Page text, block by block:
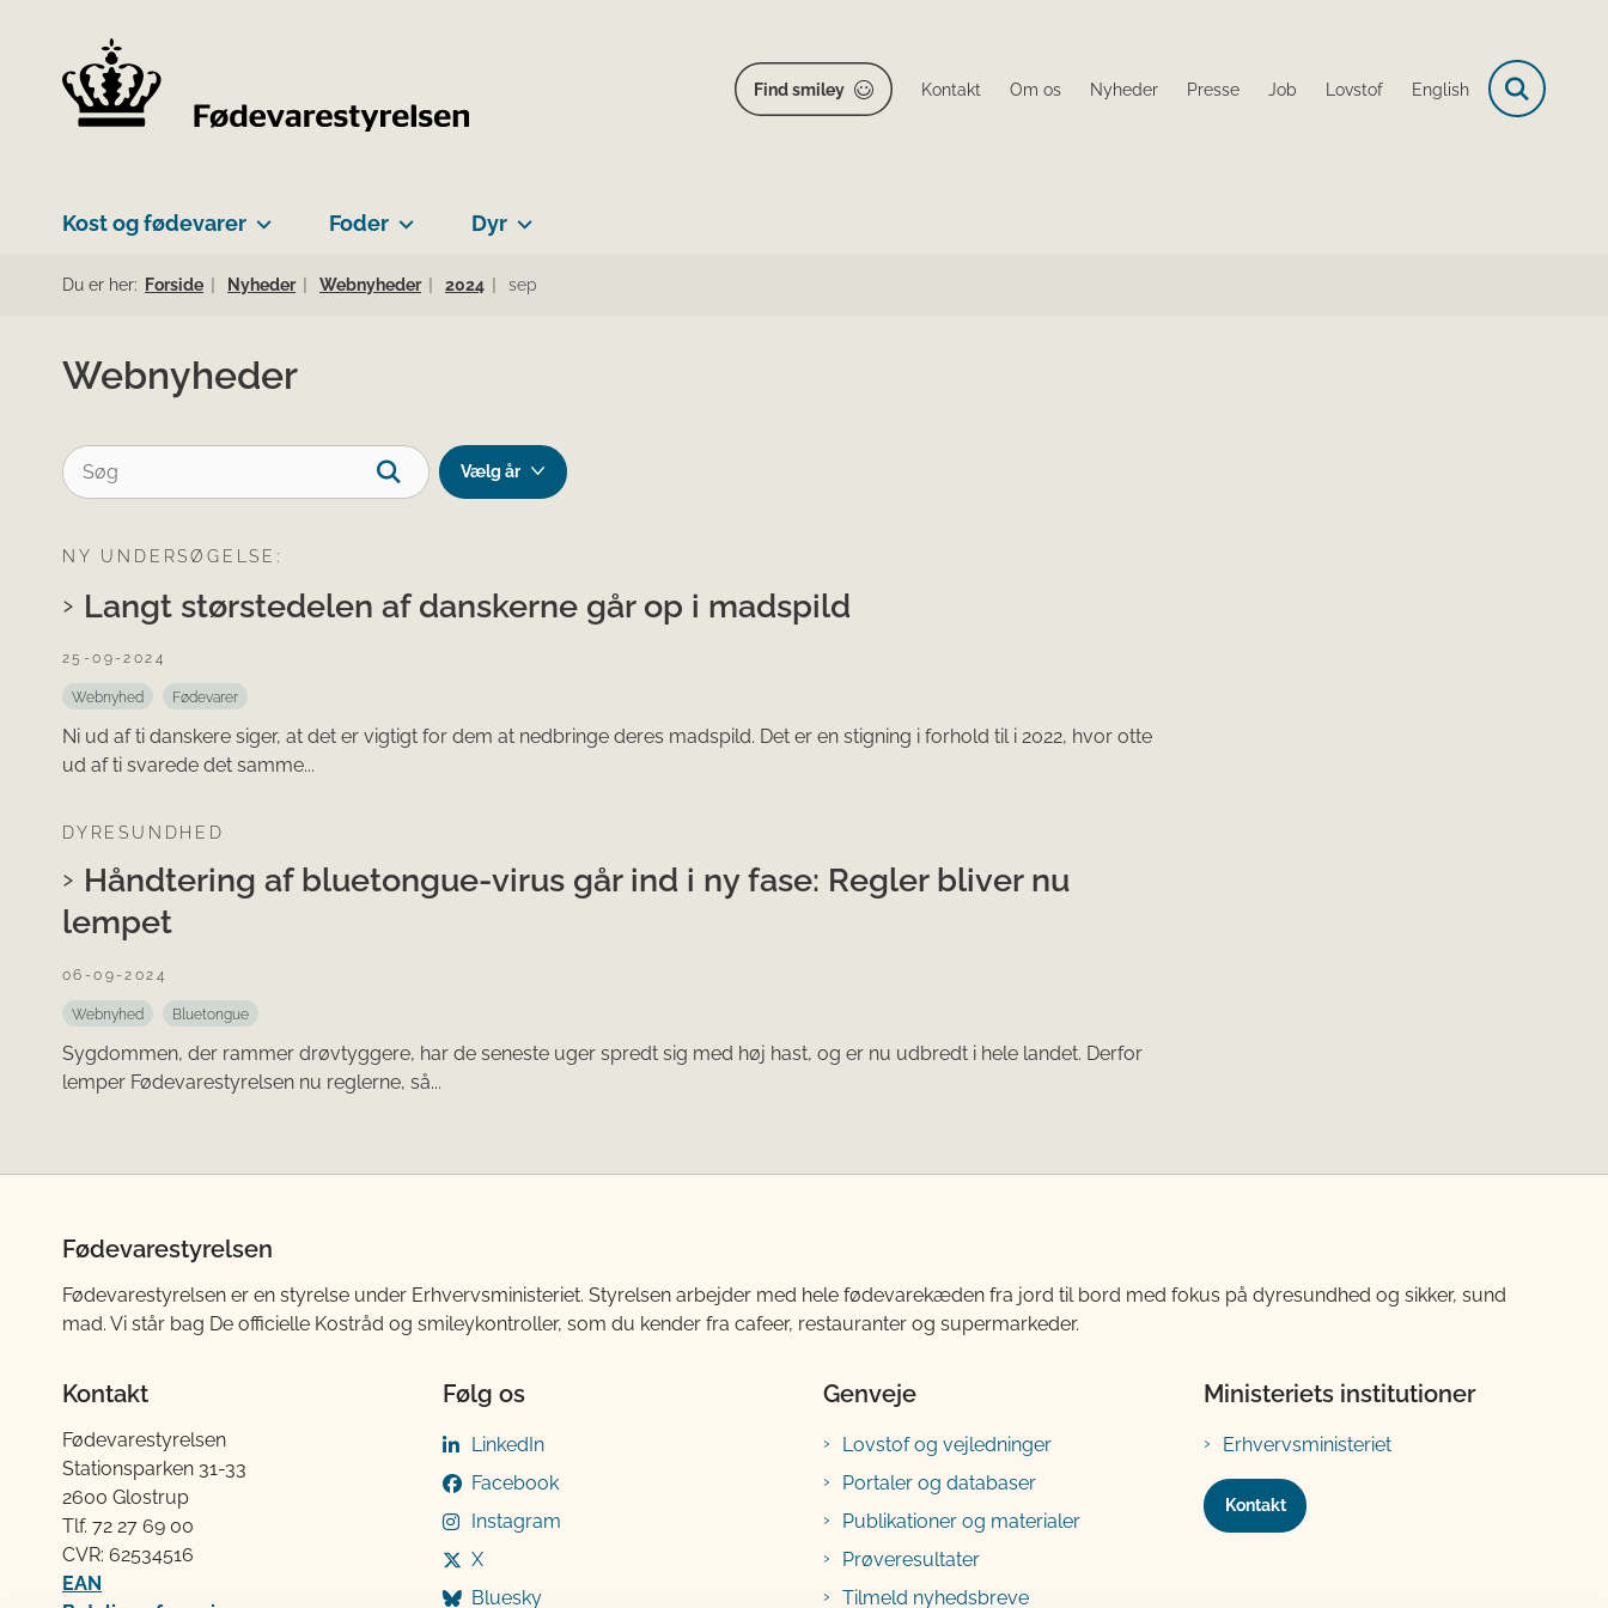
Find smiley Kontakt Om os Nyheder Presse Job Lovstof English
Kost og fødevarer Foder Dyr
Du er her: Forside Nyheder Webnyheder 2024 sep
Webnyheder
NY UNDERSØGELSE:
Langt størstedelen af danskerne går op i madspild
25-09-2024
Webnyhed Fødevarer
Ni ud af ti danskere siger, at det er vigtigt for dem at nedbringe deres madspild. Det er en stigning i forhold til i 2022, hvor otte
ud af ti svarede det samme...
DYRESUNDHED
Håndtering af bluetongue-virus går ind i ny fase: Regler bliver nu
lempet
06-09-2024
Webnyhed Bluetongue
Sygdommen, der rammer drøvtyggere, har de seneste uger spredt sig med høj hast, og er nu udbredt i hele landet. Derfor
lemper Fødevarestyrelsen nu reglerne, så...
Fødevarestyrelsen
Fødevarestyrelsen er en styrelse under Erhvervsministeriet. Styrelsen arbejder med hele fødevarekæden fra jord til bord med fokus på dyresundhed og sikker, sund
mad. Vi står bag De officielle Kostråd og smileykontroller, som du kender fra cafeer, restauranter og supermarkeder.
Kontakt
Fødevarestyrelsen
Stationsparken 31-33
2600 Glostrup
Tlf. 72 2​​​7 69 00
CVR: 62534516
EAN
Følg os
LinkedIn
Facebook
Instagram
X
Bluesky
Genveje
Lovstof og vejledninger
Portaler og databaser
Publikationer og materialer
Prøveresultater
Tilmeld nyhedsbreve
Ministeriets institutioner
Erhvervsministeriet
Kontakt